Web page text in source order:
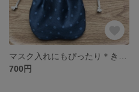
700円